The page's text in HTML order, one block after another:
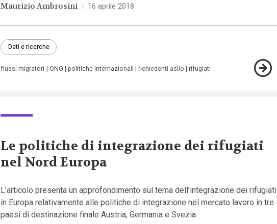
Maurizio Ambrosini | 16 aprile 2018
Dati e ricerche
flussi migratori ONG politiche internazionali richiedenti asilo rifugiati
Le politiche di integrazione dei rifugiati
nel Nord Europa
L’articolo presenta un approfondimento sul tema dell’integrazione dei rifugiati
in Europa relativamente alle politiche di integrazione nel mercato lavoro in tre
paesi di destinazione finale Austria, Germania e Svezia.